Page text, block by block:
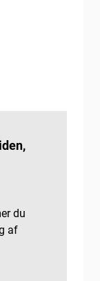
du
af